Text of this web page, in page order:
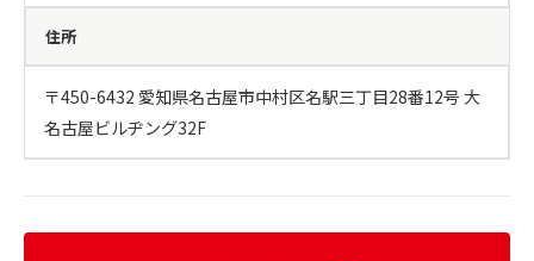
住所
〒450-6432 愛知県名古屋市中村区名駅三丁目28番12号 大
名古屋ビルヂング32F